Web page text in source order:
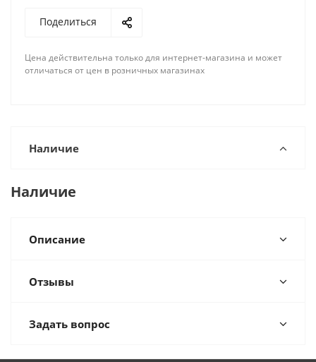
Поделиться
Цена действительна только для интернет-магазина и может
отличаться от цен в розничных магазинах
Наличие
Наличие
Описание
Отзывы
Задать вопрос